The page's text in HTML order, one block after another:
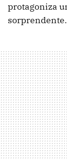
protagoniza
sorprendente.